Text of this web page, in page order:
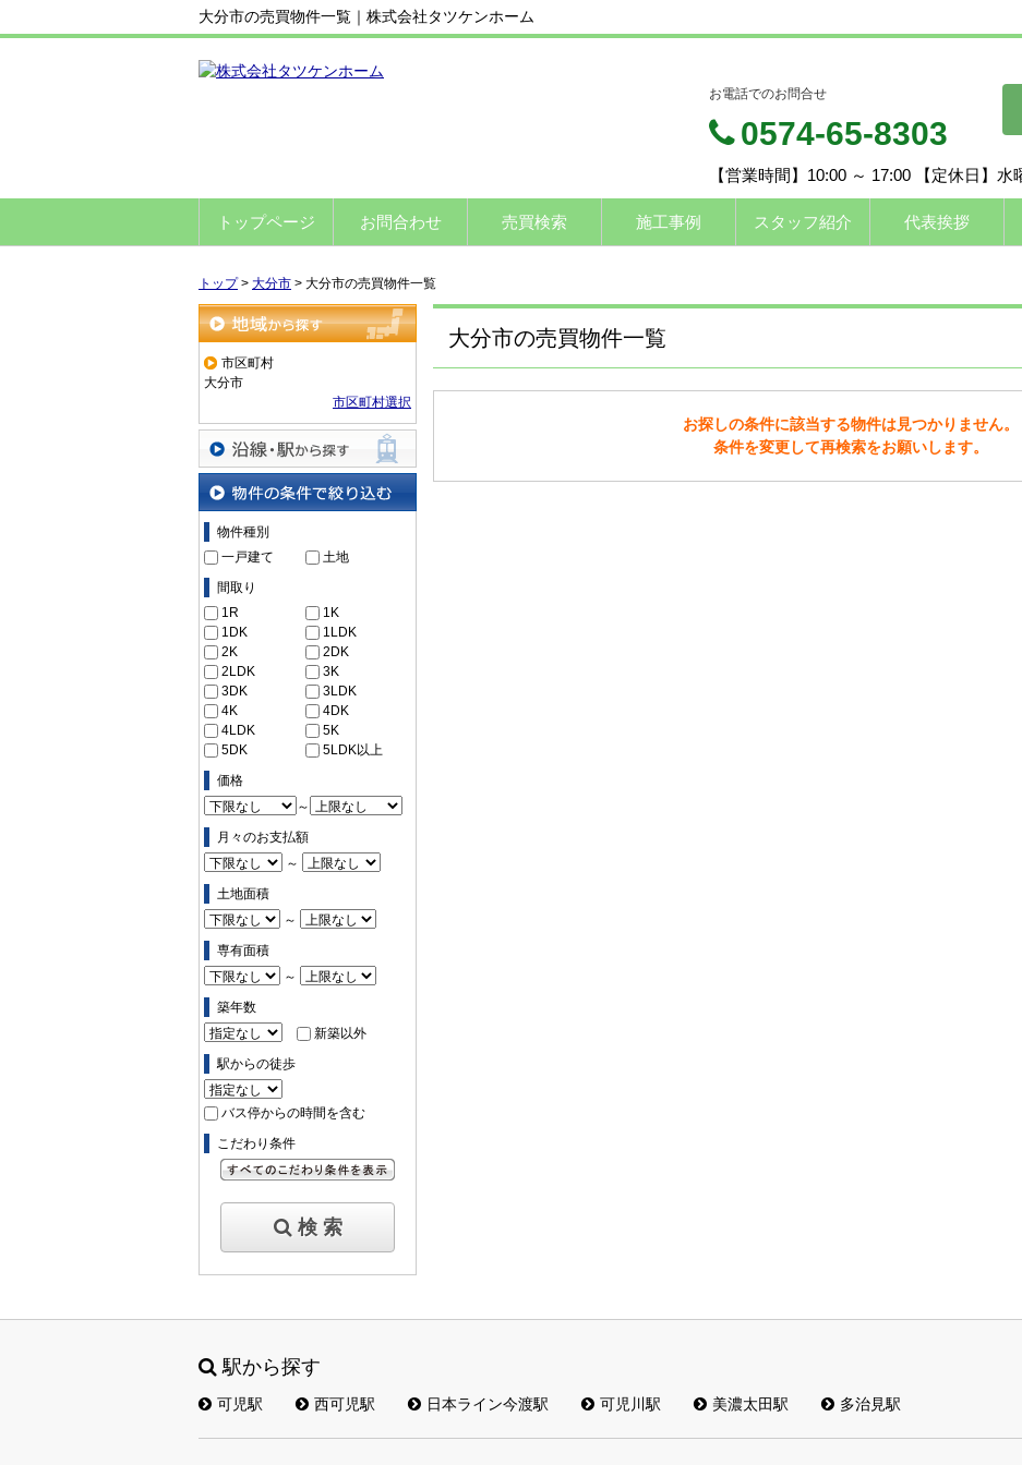
大分市の売買物件一覧｜株式会社タツケンホーム
お電話でのお問合せ
0574-65-8303
【営業時間】10:00 ～ 17:00 【定休日】水
トップページ お問合わせ 売買検索 施工事例 スタッフ紹介 代表挨拶
トップ> 大分市 > 大分市の売買物件一覧
地域から探す
市区町村
大分市
市区町村選択
沿線・駅から探す
物件の条件で絞り込む
物件種別
一戸建て
土地
間取り
1R
1K
1DK
1LDK
2K
2DK
2LDK
3K
3DK
3LDK
4K
4DK
4LDK
5K
5DK
5LDK以上
価格
～
月々のお支払額
～
土地面積
～
専有面積
～
築年数
新築以外
駅からの徒歩
バス停からの時間を含む
こだわり条件
検 索
大分市の売買物件一覧
お探しの条件に該当する物件は見つかりません。
条件を変更して再検索をお願いします。
駅から探す
可児駅 西可児駅 日本ライン今渡駅 可児川駅 美濃太田駅 多治見駅